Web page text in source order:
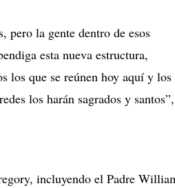
pero la gente dentro de esos
esta nueva estructura,
los que se reúnen hoy aquí y los
los harán sagrados y santos”,
incluyendo el Padre